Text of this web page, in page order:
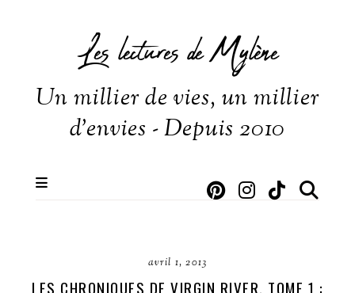
Les lectures de Mylène
Un millier de vies, un millier
d'envies - Depuis 2010
avril 1, 2013
LES CHRONIQUES DE VIRGIN RIVER, TOME 1 :